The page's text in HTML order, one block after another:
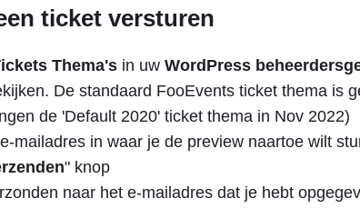
ticket versturen
Thema's in uw WordPress
De standaard FooEvents ticket thema is
de 'Default 2020' ticket thema in Nov 2022)
mailadres in waar je de preview naartoe wilt
" knop
naar het e-mailadres dat je hebt